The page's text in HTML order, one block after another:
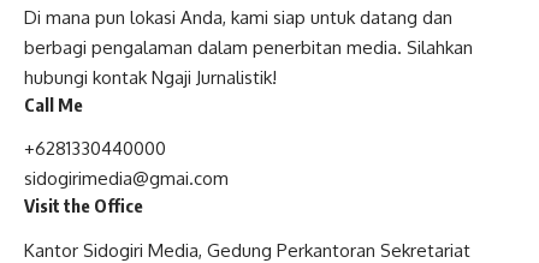
Di mana pun lokasi Anda, kami siap untuk datang dan
berbagi pengalaman dalam penerbitan media. Silahkan
hubungi kontak Ngaji Jurnalistik!
Call Me
+6281330440000
sidogirimedia@gmai.com
Visit the Office
Kantor Sidogiri Media, Gedung Perkantoran Sekretariat